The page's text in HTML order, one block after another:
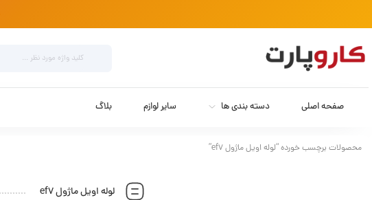
صفحه اصلی دسته بندی ها سایر لوازم بلاگ
محصولات برچسب خورده “لوله اویل ماژول ef7”
لوله اویل ماژول ef7